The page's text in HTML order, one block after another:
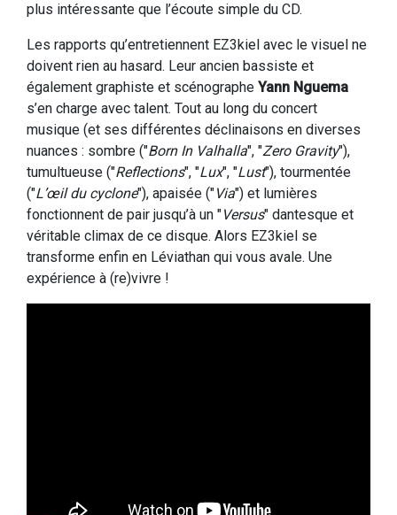
plus intéressante que l’écoute simple du CD.
Les rapports qu’entretiennent EZ3kiel avec le visuel ne
doivent rien au hasard. Leur ancien bassiste et
également graphiste et scénographe Yann Nguema
s’en charge avec talent. Tout au long du concert
musique (et ses différentes déclinaisons en diverses
nuances : sombre ("Born In Valhalla", "Zero Gravity"),
tumultueuse ("Reflections", "Lux", "Lust"), tourmentée
("L’œil du cyclone"), apaisée ("Via") et lumières
fonctionnent de pair jusqu’à un "Versus" dantesque et
véritable climax de ce disque. Alors EZ3kiel se
transforme enfin en Léviathan qui vous avale. Une
expérience à (re)vivre !